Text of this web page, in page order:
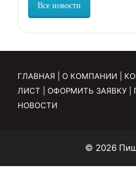
Все новости
ГЛАВНАЯ О КОМПАНИИ
ЛИСТ
ОФОРМИТЬ ЗАЯВКУ
НОВОСТИ
© 2026